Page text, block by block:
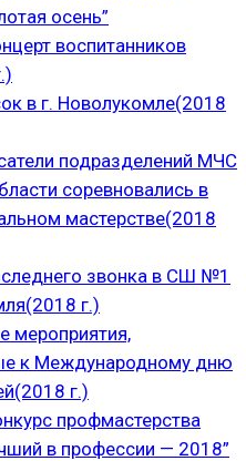
осень”
воспитанников
в г. Новолукомле(2018
подразделений МЧС
соревновались в
мастерстве(2018
звонка в СШ №1
г.)
мероприятия,
к Международному дню
г.)
профмастерства
в профессии — 2018”